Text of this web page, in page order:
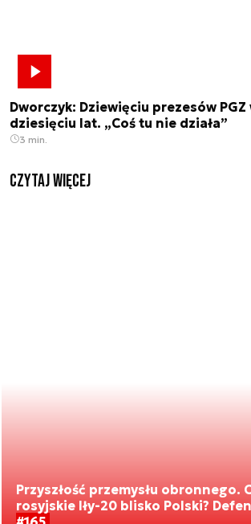
Dworczyk: Dziewięciu prezesów PGZ
dziesięciu lat. „Coś tu nie działa”
3 min.
czytaj więcej
Przyszłość przemysłu obronnego.
rosyjskie Iły-20 blisko Polski?